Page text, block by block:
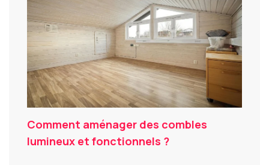
Comment aménager des combles
lumineux et fonctionnels ?